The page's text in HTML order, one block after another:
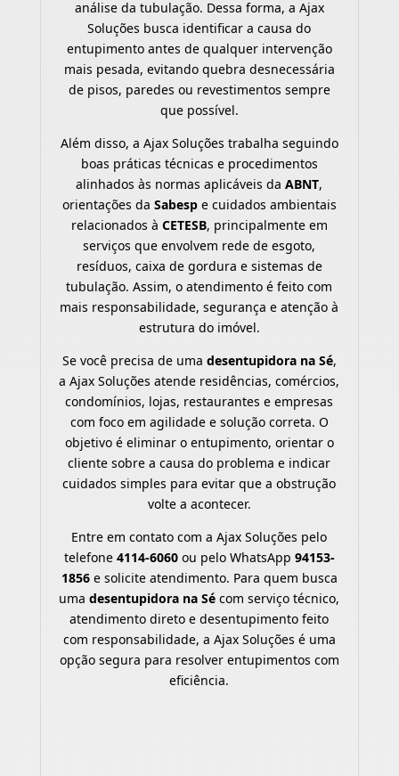
análise da tubulação. Dessa forma, a Ajax
Soluções busca identificar a causa do
entupimento antes de qualquer intervenção
mais pesada, evitando quebra desnecessária
de pisos, paredes ou revestimentos sempre
que possível.
Além disso, a Ajax Soluções trabalha seguindo
boas práticas técnicas e procedimentos
alinhados às normas aplicáveis daABNT,
orientações da Sabespe cuidados ambientais
relacionados à CETESB, principalmente em
serviços que envolvem rede de esgoto,
resíduos, caixa de gordura e sistemas de
tubulação. Assim, o atendimento é feito com
mais responsabilidade, segurança e atenção à
estrutura do imóvel.
Se você precisa de uma desentupidora na Sé,
a Ajax Soluções atende residências, comércios,
condomínios, lojas, restaurantes e empresas
com foco em agilidade e solução correta. O
objetivo é eliminar o entupimento, orientar o
cliente sobre a causa do problema e indicar
cuidados simples para evitar que a obstrução
volte a acontecer.
Entre em contato com a Ajax Soluções pelo
telefone 4114-6060ou pelo WhatsApp 94153-
1856e solicite atendimento. Para quem busca
umadesentupidora na Sé com serviço técnico,
atendimento direto e desentupimento feito
com responsabilidade, a Ajax Soluções é uma
opção segura para resolver entupimentos com
eficiência.